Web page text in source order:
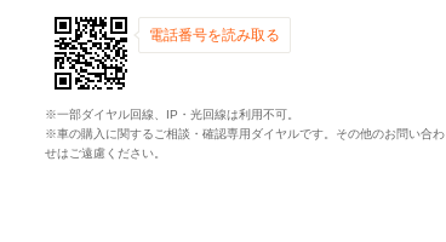
電話番号を読み取る
※一部ダイヤル回線、IP・光回線は利用不可。
※車の購入に関するご相談・確認専用ダイヤルです。その他のお問い合わ
せはご遠慮ください。